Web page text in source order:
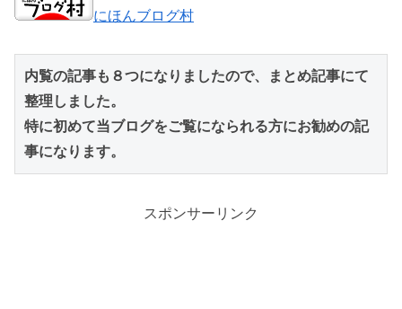
にほんブログ村
内覧の記事も８つになりましたので、まとめ記事にて
整理しました。
特に初めて当ブログをご覧になられる方にお勧めの記
事になります。
スポンサーリンク